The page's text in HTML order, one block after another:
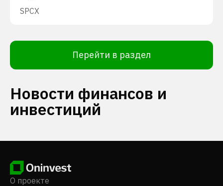
SPCX
Перейти в раздел
Новости финансов и
инвестиций
О проекте